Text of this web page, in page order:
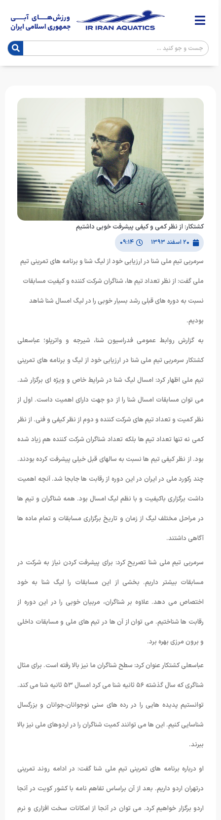
کشتکار: از نظر کمی و کیفی پیشرفت خوبی داشتیم
۲۰ اسفند ۱۳۹۳ ۰۹:۱۴
سرمربی تیم ملی شنا در ارزیابی خود از لیگ شنا و برنامه های تمرینی تیم
ملی گفت: از نظر تعداد تیم ها، شناگران شرکت کننده و کیفیت مسابقات
نسبت به دوره های قبلی رشد بسیار خوبی را در لیگ امسال شنا شاهد
بودیم.
به گزارش روابط عمومی فدراسیون شنا، شیرجه و واترپلو؛ عباسعلی
کشتکار سرمربی تیم ملی شنا در ارزیابی خود از لیگ و برنامه های تمرینی
تیم ملی اظهار کرد: امسال لیگ شنا در شرایط خاص و ویژه ای برگزار شد.
می توان مسابقات امسال شنا را از دو جهت دارای اهمیت داست. اول از
نظر کمیت و تعداد تیم های شرکت کننده و دوم از نظر کیفی و فنی. از نظر
کمی نه تنها تعداد تیم ها بلکه تعداد شناگران شرکت کننده هم زیاد شده
بود. از نظر کیفی تیم ها نسبت به سالهای قبل خیلی پیشرفت کرده بودند.
چند رکورد ملی در ایران در این دوره از رقابت ها جابجا شد. آنچه اهمیت
داشت برگزاری باکیفیت و با نظم لیگ امسال بود. همه شناگران و تیم ها
در مراحل مختلف لیگ از زمان و تاریخ برگزاری مسابقات و تمام ماده ها
آگاهی داشتند.
سرمربی تیم ملی شنا تصریح کرد: برای پیشرفت کردن نیاز به شرکت در
مسابقات بیشتر داریم. بخشی از این مسابقات را لیگ شنا به خود
اختصاص می دهد. علاوه بر شناگران، مربیان خوبی را در این دوره از
رقابت ها شناختیم. می توان از آن ها در تیم های ملی و مسابقات داخلی
و برون مرزی بهره برد.
عباسعلی کشتکار عنوان کرد: سطح شناگران ما نیز بالا رفته است. برای مثال
شناگری که سال گذشته ۵۶ ثانیه شنا می کرد امسال ۵۳ ثانیه شنا می کند.
توانستیم پدیده هایی را در رده های سنی نوجوانان،جوانان و بزرگسال
شناسایی کنیم. این ها می توانند کمیت شناگران را در اردوهای ملی نیز بالا
ببرند.
او درباره برنامه های تمرینی تیم ملی شنا گفت: در ادامه روند تمرینی
درتهران اردو داریم. بعد از آن براساس تفاهم نامه با کشور کویت در آنجا
اردو برگزار خواهیم کرد. می توان در آنجا از امکانات سخت افزاری و نرم